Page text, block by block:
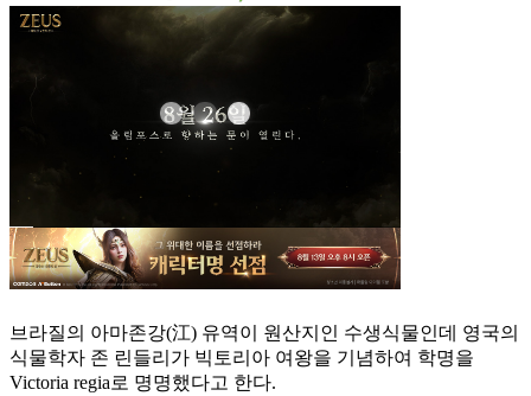
브라질의 아마존강(江) 유역이 원산지인 수생식물인데 영국의
식물학자 존 린들리가 빅토리아 여왕을 기념하여 학명을
Victoria regia로 명명했다고 한다.